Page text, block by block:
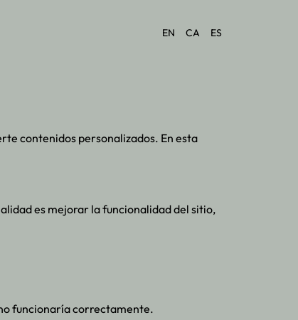
EN CA ES
contenidos personalizados. En esta
es mejorar la funcionalidad del sitio,
funcionaría correctamente.